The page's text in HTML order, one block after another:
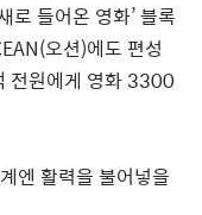
로 들어온 영화’블록
오션)에도 편성
전원에게 영화 3300
엔 활력을 불어넣을